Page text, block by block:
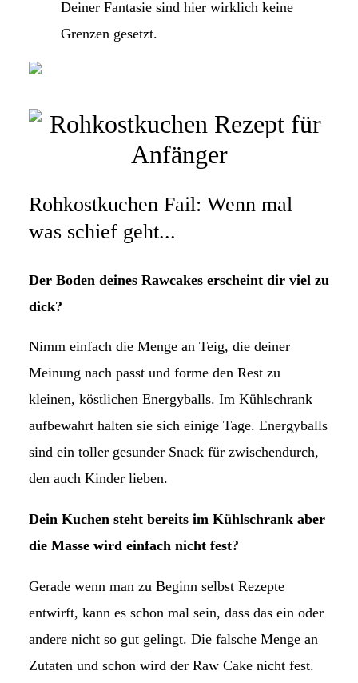
Deiner Fantasie sind hier wirklich keine
Grenzen gesetzt.
Rohkostkuchen Fail: Wenn mal
was schief geht...
Der Boden deines Rawcakes erscheint dir viel zu
dick?
Nimm einfach die Menge an Teig, die deiner
Meinung nach passt und forme den Rest zu
kleinen, köstlichen Energyballs. Im Kühlschrank
aufbewahrt halten sie sich einige Tage. Energyballs
sind ein toller gesunder Snack für zwischendurch,
den auch Kinder lieben.
Dein Kuchen steht bereits im Kühlschrank aber
die Masse wird einfach nicht fest?
Gerade wenn man zu Beginn selbst Rezepte
entwirft, kann es schon mal sein, dass das ein oder
andere nicht so gut gelingt. Die falsche Menge an
Zutaten und schon wird der Raw Cake nicht fest.